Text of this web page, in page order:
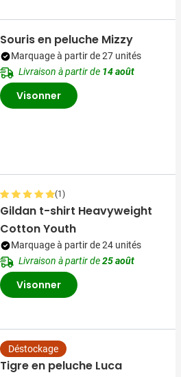
Souris en peluche Mizzy
Marquage à partir de 27 unités
Livraison à partir de 14 août
Visonner
(1)
Gildan t-shirt Heavyweight
Cotton Youth
Marquage à partir de 24 unités
Livraison à partir de25 août
Visonner
Déstockage
Tigre en peluche Luca